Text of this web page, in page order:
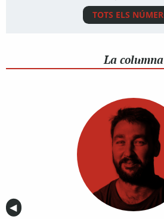
TOTS ELS
La columna
Anterior
◀︎